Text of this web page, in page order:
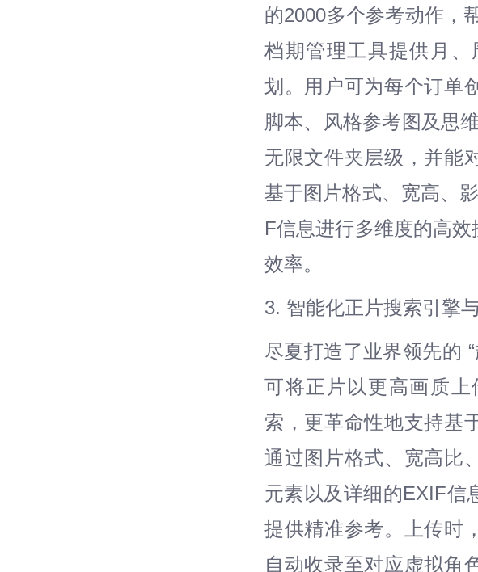
的2000多个参考动作，
档期管理工具提供月
划。用户可为每个订单
脚本、风格参考图及思
无限文件夹层级，并能
基于图片格式、宽高、
F信息进行多维度的高
效率。
3. 智能化正片搜索引擎
尽夏打造了业界领先的
可将正片以更高画质
索，更革命性地支持基
通过图片格式、宽高比
元素以及详细的EXIF信
提供精准参考。上传时
自动收录至对应虚拟角